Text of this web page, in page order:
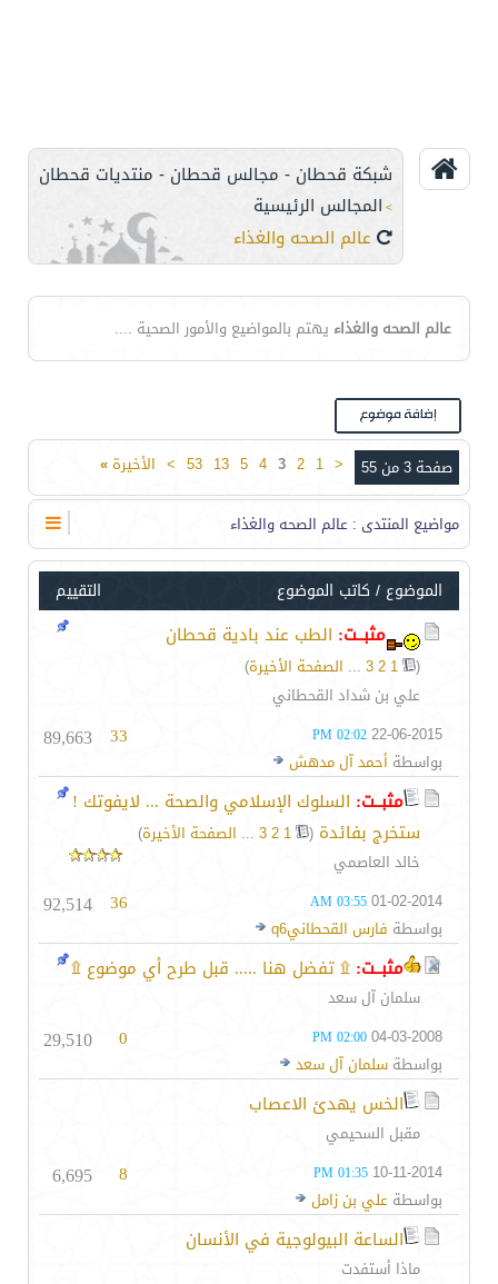
شبكة قحطان - مجالس قحطان - منتديات قحطان
> المجالس الرئيسية
عالم الصحه والغذاء
عالم الصحه والغذاء يهتم بالمواضيع والأمور الصحية ....
صفحة 3 من 55 <
1
2
3
4
5
13
53
> الأخيرة»
مواضيع المنتدى : عالم الصحه والغذاء
التقييم الموضوع / كاتب الموضوع
مثبــت: الطب عند بادية قحطان
(
1
2
3
... الصفحة الأخيرة)
علي بن شداد القحطاني
22-06-2015
02:02 PM
بواسطة أحمد آل مدهش
33
89,663
مثبــت: السلوك الإسلامي والصحة ... لايفوتك !
ستخرج بفائدة (
1
2
3
... الصفحة الأخيرة)
خالد العاصمي
01-02-2014
03:55 AM
بواسطة فارس القحطانيq6
36
92,514
مثبــت: ۩ تفضل هنا ..... قبل طرح أي موضوع ۩
سلمان آل سعد
04-03-2008
02:00 PM
بواسطة سلمان آل سعد
0
29,510
الخس يهدئ الاعصاب
مقبل السحيمي
10-11-2014
01:35 PM
بواسطة علي بن زامل
8
6,695
الساعة البيولوجية في الأنسان
ماذا أستفدت